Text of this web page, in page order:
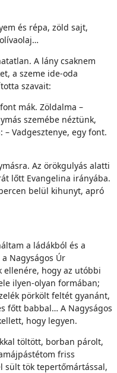
és répa, zöld sajt,
A lány csaknem
a szeme ide-oda
szavait:
mák. Zöldalma –
szemébe néztünk,
– Vadgesztenye, egy font.
Az örökgulyás alatti
lőtt Evangelina irányába.
belül kihunyt, apró
a ládákból és a
Nagyságos Úr
ellenére, hogy az utóbbi
ilyen-olyan formában;
pörkölt feltét gyanánt,
főtt babbal… A Nagyságos
hogy legyen.
töltött, borban párolt,
friss
sült tök tepertőmártással,